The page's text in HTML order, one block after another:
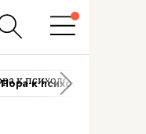
Пора к психологу